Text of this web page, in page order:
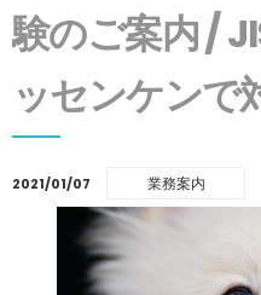
験のご案内 /
ッセンケンで
2021/01/07 業務案内